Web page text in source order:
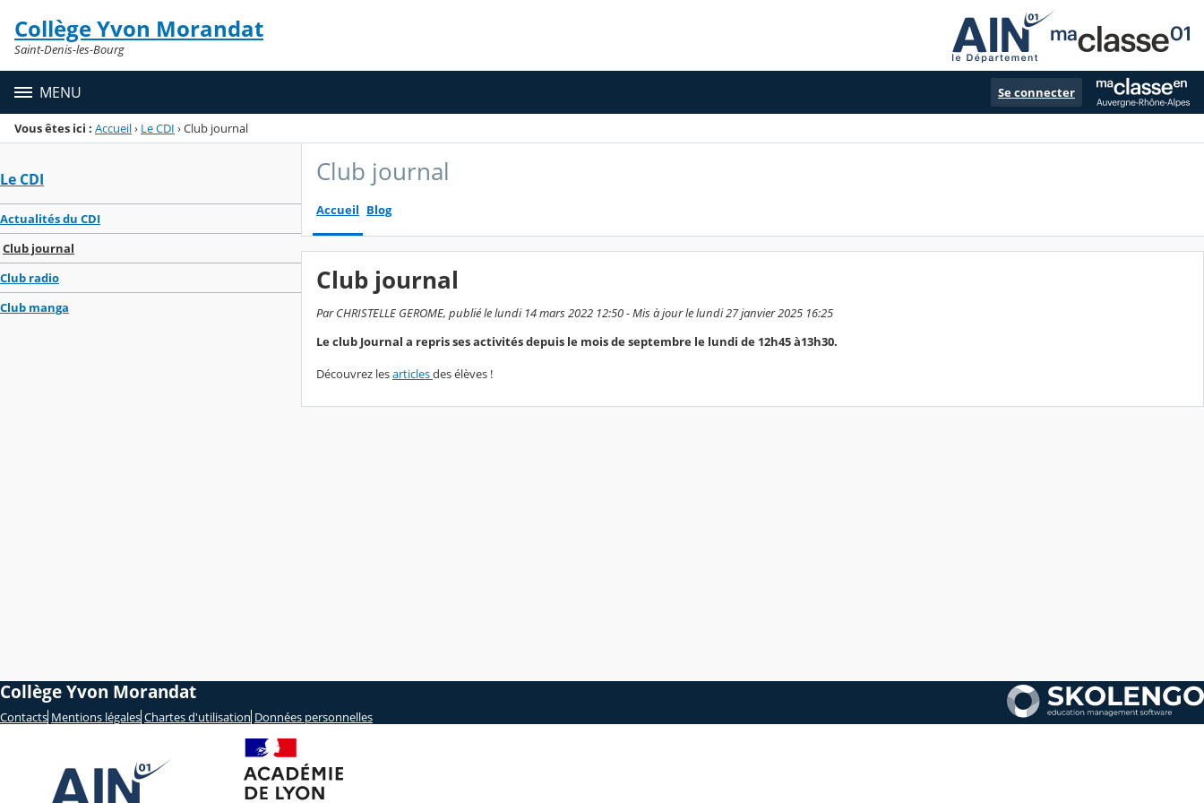
Menu de la rubrique
Contenu
Collège Yvon Morandat
Saint-Denis-les-Bourg
MENU Se connecter
Vous êtes ici : Accueil› Le CDI ›Club journal
Le CDI
Actualités du CDI
Club journal
Club radio
Club manga
Club journal
Accueil Blog
Club journal
Par CHRISTELLE GEROME, publié le lundi 14 mars 2022 12:50 - Mis à jour le lundi 27 janvier 2025 16:25
Le club Journal a repris ses activités depuis le mois de septembre le lundi de 12h45 à13h30.
Découvrez lesarticlesdes élèves !
Collège Yvon Morandat
Contacts Mentions légales Chartes d'utilisation Données personnelles